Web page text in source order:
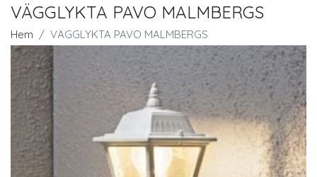
VÄGGLYKTA PAVO MALMBERGS
Hem VÄGGLYKTA PAVO MALMBERGS